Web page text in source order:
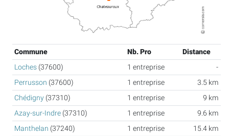
Commune Nb. Pro
Distance
Loches (37600) 1 entreprise
-
Perrusson (37600) 1 entreprise
3.5 km
Chédigny (37310) 1 entreprise
9 km
Azay-sur-Indre (37310) 1 entreprise
9.6 km
Manthelan (37240) 1 entreprise
15.4 km